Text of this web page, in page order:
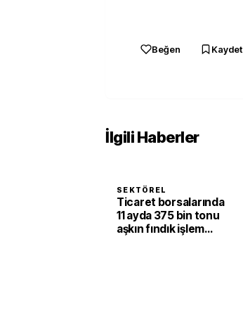
Beğen Kaydet
İlgili Haberler
SEKTÖREL
Ticaret borsalarında
11 ayda 375 bin tonu
aşkın fındık işlem